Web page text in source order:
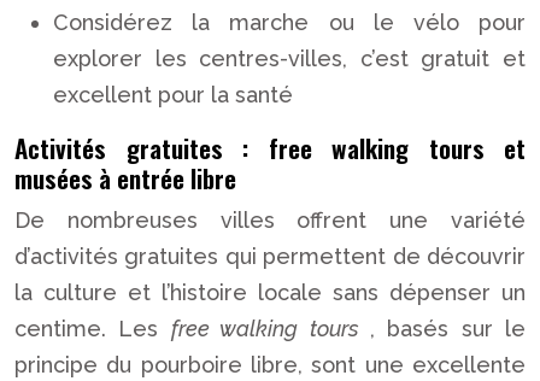
Considérez la marche ou le vélo pour
explorer les centres-villes, c’est gratuit et
excellent pour la santé
Activités gratuites : free walking tours et
musées à entrée libre
De nombreuses villes offrent une variété
d’activités gratuites qui permettent de découvrir
la culture et l’histoire locale sans dépenser un
centime. Les free walking tours , basés sur le
principe du pourboire libre, sont une excellente